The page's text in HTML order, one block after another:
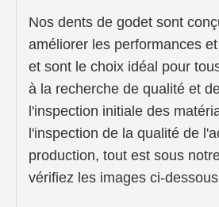
Nos dents de godet sont
améliorer les performances
et sont le choix idéal pour
à la recherche de qualité et
l'inspection initiale des
l'inspection de la qualité de
production, tout est sous
vérifiez les images ci-